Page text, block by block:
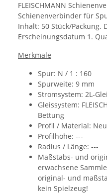
FLEISCHMANN
Schienenverbinder für
Inhalt: 50 Stück/Packung.
Erscheinungsdatum 1.
Merkmale
Spur: N / 1 : 160
Spurweite: 9 mm
Stromsystem: 2L-
Gleissystem:
Bettung
Profil / Material:
Profilhöhe: ---
Radius / Länge: ---
Maßstabs- und
erwachsene
original- und
kein Spielzeug!